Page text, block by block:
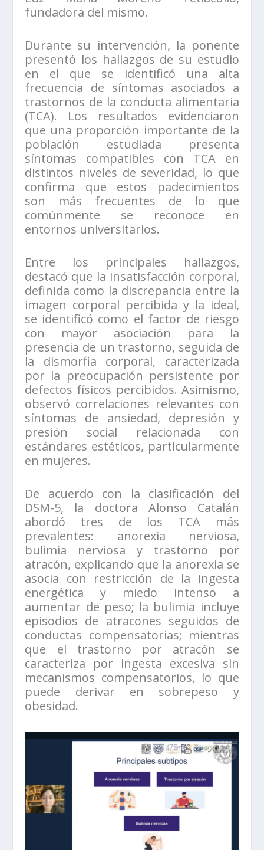
fundadora del mismo.
Durante su intervención, la ponente
presentó los hallazgos de su estudio
en el que se identificó una alta
frecuencia de síntomas asociados a
trastornos de la conducta alimentaria
(TCA). Los resultados evidenciaron
que una proporción importante de la
población estudiada presenta
síntomas compatibles con TCA en
distintos niveles de severidad, lo que
confirma que estos padecimientos
son más frecuentes de lo que
comúnmente se reconoce en
entornos universitarios.
Entre los principales hallazgos,
destacó que la insatisfacción corporal,
definida como la discrepancia entre la
imagen corporal percibida y la ideal,
se identificó como el factor de riesgo
con mayor asociación para la
presencia de un trastorno, seguida de
la dismorfia corporal, caracterizada
por la preocupación persistente por
defectos físicos percibidos. Asimismo,
observó correlaciones relevantes con
síntomas de ansiedad, depresión y
presión social relacionada con
estándares estéticos, particularmente
en mujeres.
De acuerdo con la clasificación del
DSM-5, la doctora Alonso Catalán
abordó tres de los TCA más
prevalentes: anorexia nerviosa,
bulimia nerviosa y trastorno por
atracón, explicando que la anorexia se
asocia con restricción de la ingesta
energética y miedo intenso a
aumentar de peso; la bulimia incluye
episodios de atracones seguidos de
conductas compensatorias; mientras
que el trastorno por atracón se
caracteriza por ingesta excesiva sin
mecanismos compensatorios, lo que
puede derivar en sobrepeso y
obesidad.